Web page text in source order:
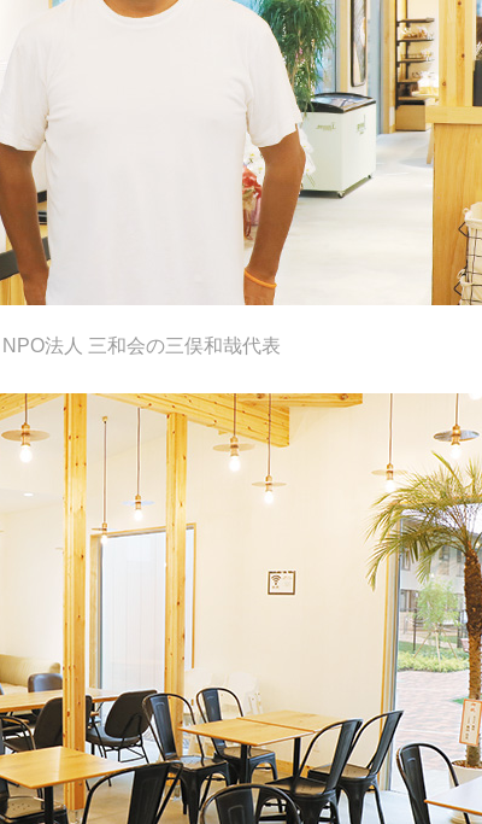
NPO法人 三和会の三俣和哉代表